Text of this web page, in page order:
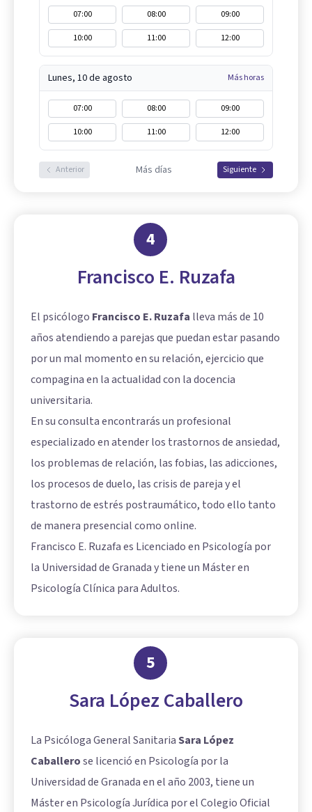
07:00 08:00
09:00
10:00
11:00 12:00
Lunes, 10 de agosto Más horas
07:00 08:00
09:00
10:00
11:00 12:00
Anterior Más días Siguiente
4
Francisco E. Ruzafa
El psicólogo Francisco E. Ruzafa lleva más de 10
años atendiendo a parejas que puedan estar pasando
por un mal momento en su relación, ejercicio que
compagina en la actualidad con la docencia
universitaria.
En su consulta encontrarás un profesional
especializado en atender los trastornos de ansiedad,
los problemas de relación, las fobias, las adicciones,
los procesos de duelo, las crisis de pareja y el
trastorno de estrés postraumático, todo ello tanto
de manera presencial como online.
Francisco E. Ruzafa es Licenciado en Psicología por
la Universidad de Granada y tiene un Máster en
Psicología Clínica para Adultos.
5
Sara López Caballero
La Psicóloga General SanitariaSara López
Caballerose licenció en Psicología por la
Universidad de Granada en el año 2003, tiene un
Máster en Psicología Jurídica por el Colegio Oficial